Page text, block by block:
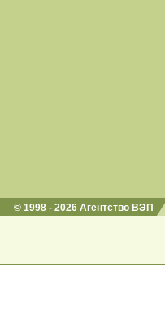
© 1998 - 2026 Агентство ВЭП